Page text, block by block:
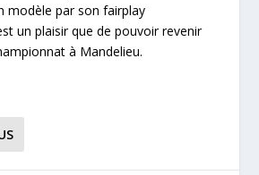
modèle par son fairplay
un plaisir que de pouvoir revenir
à Mandelieu.